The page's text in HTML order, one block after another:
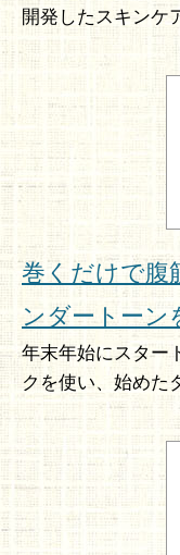
開発したスキンケ
巻くだけで腹
ンダートーン
年末年始にスター
クを使い、始めた